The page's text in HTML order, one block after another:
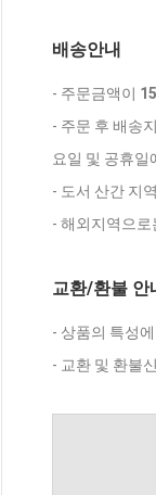
배송안내
- 주문금액이
- 주문 후 배송
요일 및 공휴일
- 도서 산간 지
- 해외지역으로
교환/환불 안
- 상품의 특성
- 교환 및 환불